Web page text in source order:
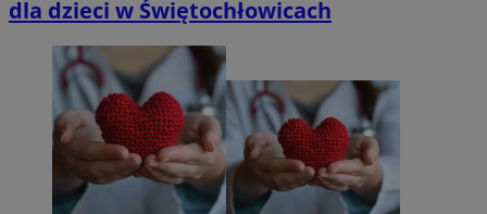
dla dzieci w Świętochłowicach